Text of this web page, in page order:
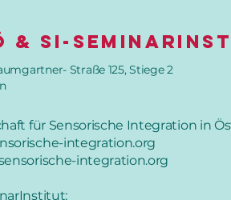
& SI-
Straße 125, Stiege 2
für Sensorische Integration in
integration.org
integration.org